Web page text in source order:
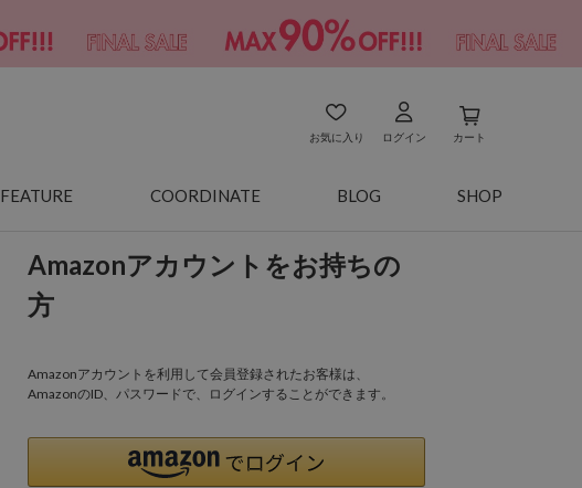
お気に入り ログイン カート
FEATURE COORDINATE BLOG SHOP
Amazonアカウントをお持ちの
方
Amazonアカウントを利用して会員登録されたお客様は、
AmazonのID、パスワードで、ログインすることができます。